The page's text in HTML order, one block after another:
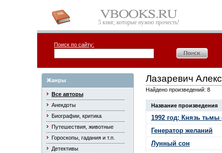
5 книг, которые нужно прочесть!
Поиск по сайту:
Жанры
Все авторы
Анекдоты
Биографии, критика
Путешествия, животные
Гороскопы, гадания и т.п.
Детективы
Лазаревич
Найдено произведений: 8
Название произведения
1992 год: Князь тьмы
Генератор желаний
Лунный сон